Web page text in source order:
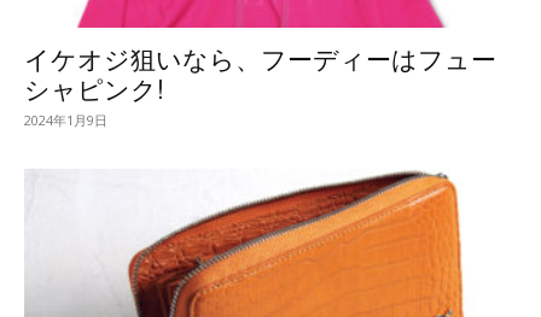
イケオジ狙いなら、フーディーはフュー
シャピンク!
2024年1月9日